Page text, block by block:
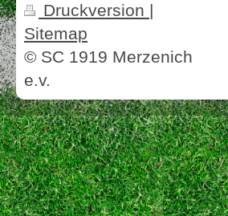
Druckversion |
Sitemap
© SC 1919 Merzenich
e.v.